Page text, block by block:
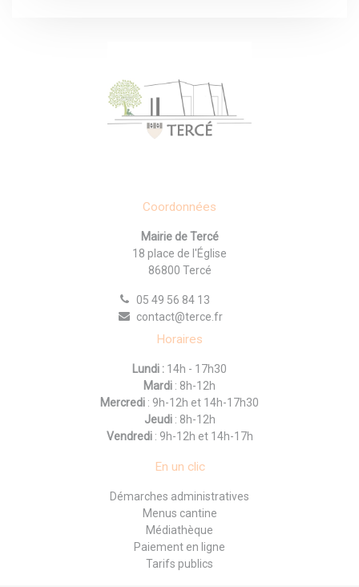
Coordonnées
Mairie de Tercé
18 place de l'Église
86800 Tercé
05 49 56 84 13
contact@terce.fr
Horaires
Lundi : 14h - 17h30
Mardi : 8h-12h
Mercredi : 9h-12h et 14h-17h30
Jeudi : 8h-12h
Vendredi : 9h-12h et 14h-17h
En un clic
Démarches administratives
Menus cantine
Médiathèque
Paiement en ligne
Tarifs publics